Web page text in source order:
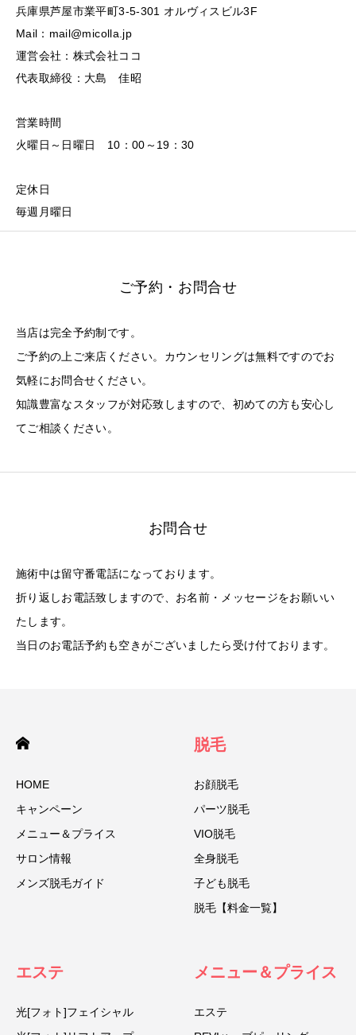
兵庫県芦屋市業平町3-5-301 オルヴィスビル3F
Mail：mail@micolla.jp
運営会社：株式会社ココ
代表取締役：大島 佳昭
営業時間
火曜日～日曜日 10：00～19：30
定休日
毎週月曜日
ご予約・お問合せ
当店は完全予約制です。
ご予約の上ご来店ください。カウンセリングは無料ですのでお
気軽にお問合せください。
知識豊富なスタッフが対応致しますので、初めての方も安心し
てご相談ください。
お問合せ
施術中は留守番電話になっております。
折り返しお電話致しますので、お名前・メッセージをお願いい
たします。
当日のお電話予約も空きがございましたら受け付ております。
HOME
キャンペーン
メニュー＆プライス
サロン情報
メンズ脱毛ガイド
脱毛
お顔脱毛
パーツ脱毛
VIO脱毛
全身脱毛
子ども脱毛
脱毛【料金一覧】
エステ
光[フォト]フェイシャル
メニュー＆プライス
エステ